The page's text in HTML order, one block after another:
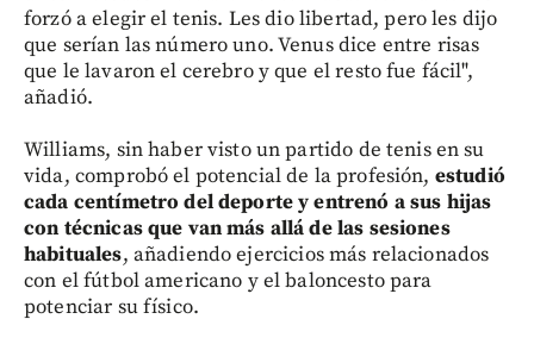
forzó a elegir el tenis. Les dio libertad, pero les dijo
que serían las número uno. Venus dice entre risas
que le lavaron el cerebro y que el resto fue fácil",
añadió.
Williams, sin haber visto un partido de tenis en su
vida, comprobó el potencial de la profesión, estudió
cada centímetro del deporte y entrenó a sus hijas
con técnicas que van más allá de las sesiones
habituales, añadiendo ejercicios más relacionados
con el fútbol americano y el baloncesto para
potenciar su físico.